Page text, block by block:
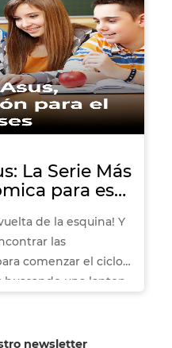
La Serie Más
para este
de la esquina! Y
las
comenzar el ciclo
buscando una laptop
de características
newsletter